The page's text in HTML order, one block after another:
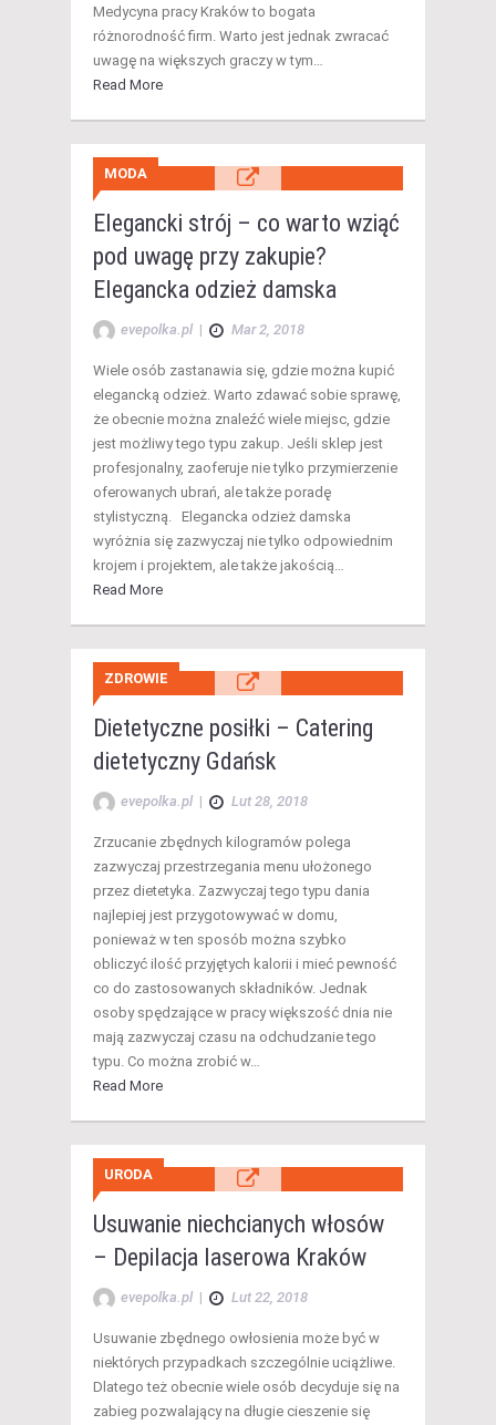
Medycyna pracy Kraków to bogata
różnorodność firm. Warto jest jednak zwracać
uwagę na większych graczy w tym…
Read More
MODA
Elegancki strój – co warto wziąć
pod uwagę przy zakupie?
Elegancka odzież damska
evepolka.pl | Mar 2, 2018
Wiele osób zastanawia się, gdzie można kupić
elegancką odzież. Warto zdawać sobie sprawę,
że obecnie można znaleźć wiele miejsc, gdzie
jest możliwy tego typu zakup. Jeśli sklep jest
profesjonalny, zaoferuje nie tylko przymierzenie
oferowanych ubrań, ale także poradę
stylistyczną. Elegancka odzież damska
wyróżnia się zazwyczaj nie tylko odpowiednim
krojem i projektem, ale także jakością…
Read More
ZDROWIE
Dietetyczne posiłki – Catering
dietetyczny Gdańsk
evepolka.pl | Lut 28, 2018
Zrzucanie zbędnych kilogramów polega
zazwyczaj przestrzegania menu ułożonego
przez dietetyka. Zazwyczaj tego typu dania
najlepiej jest przygotowywać w domu,
ponieważ w ten sposób można szybko
obliczyć ilość przyjętych kalorii i mieć pewność
co do zastosowanych składników. Jednak
osoby spędzające w pracy większość dnia nie
mają zazwyczaj czasu na odchudzanie tego
typu. Co można zrobić w…
Read More
URODA
Usuwanie niechcianych włosów
– Depilacja laserowa Kraków
evepolka.pl | Lut 22, 2018
Usuwanie zbędnego owłosienia może być w
niektórych przypadkach szczególnie uciążliwe.
Dlatego też obecnie wiele osób decyduje się na
zabieg pozwalający na długie cieszenie się